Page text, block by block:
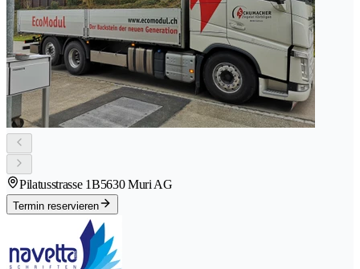
Pilatusstrasse 1B5630 Muri AG
Termin reservieren